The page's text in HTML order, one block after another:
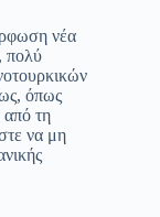
νέα
πολύ
όπως
από τη
να μη